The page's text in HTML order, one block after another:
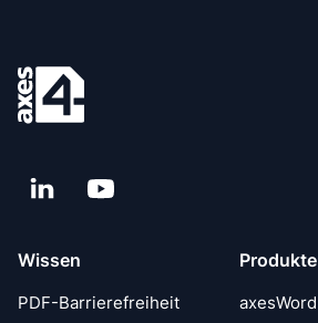
LinkedInYouTube
Wissen
PDF-Barrierefreiheit
Produkte
axesWord